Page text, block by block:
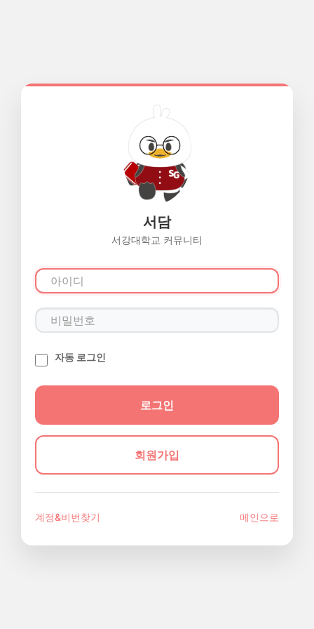
서담
서강대학교 커뮤니티
자동 로그인
회원가입
계정&비번찾기 메인으로